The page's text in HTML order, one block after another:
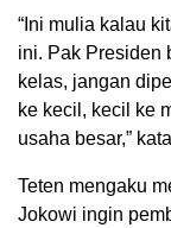
“Ini mulia kalau
ini. Pak Presiden
kelas, jangan
ke kecil, kecil ke
usaha besar,”
Teten mengaku
Jokowi ingin